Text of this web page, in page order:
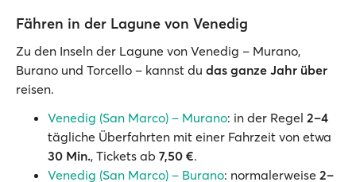
Fähren in der Lagune von Venedig
Zu den Inseln der Lagune von Venedig – Murano,
Burano und Torcello – kannst du das ganze Jahr über
reisen.
Venedig (San Marco) – Murano: in der Regel 2–4
tägliche Überfahrten mit einer Fahrzeit von etwa
30 Min., Tickets ab 7,50 €.
Venedig (San Marco) – Burano: normalerweise 2–